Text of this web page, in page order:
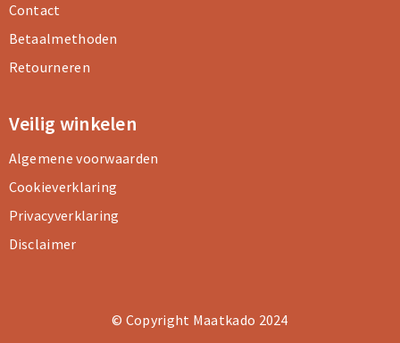
Contact
Betaalmethoden
Retourneren
Veilig winkelen
Algemene voorwaarden
Cookieverklaring
Privacyverklaring
Disclaimer
© Copyright Maatkado 2024